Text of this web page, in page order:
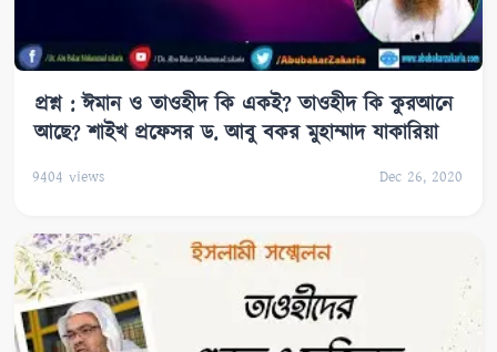
প্রশ্ন : ঈমান ও তাওহীদ কি একই? তাওহীদ কি কুরআনে
আছে? শাইখ প্রফেসর ড. আবু বকর মুহাম্মাদ যাকারিয়া
9404 views Dec 26, 2020